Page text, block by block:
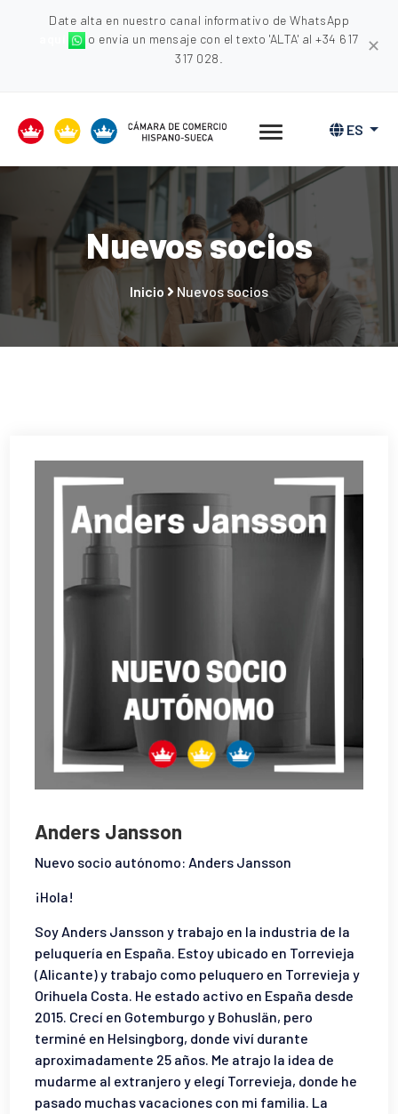
Date alta en nuestro canal informativo de WhatsApp
o envia un mensaje con el texto 'ALTA' al +34 617
317 028.
✕
ES
Nuevos socios
Inicio Nuevos socios
Anders Jansson
Nuevo socio autónomo: Anders Jansson
¡Hola!
Soy Anders Jansson y trabajo en la industria de la
peluquería en España. Estoy ubicado en Torrevieja
(Alicante) y trabajo como peluquero en Torrevieja y
Orihuela Costa. He estado activo en España desde
2015. Crecí en Gotemburgo y Bohuslän, pero
terminé en Helsingborg, donde viví durante
aproximadamente 25 años. Me atrajo la idea de
mudarme al extranjero y elegí Torrevieja, donde he
pasado muchas vacaciones con mi familia. La